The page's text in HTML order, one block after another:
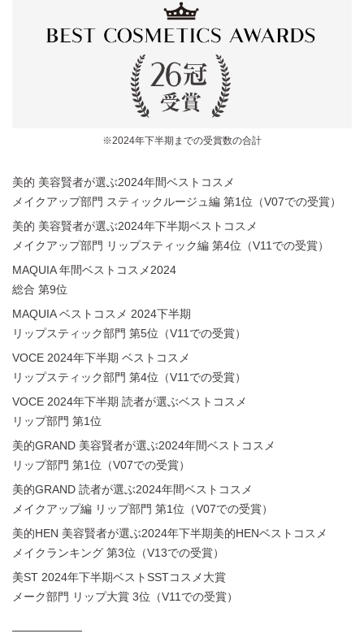
※2024年下半期までの受賞数の合計
美的 美容賢者が選ぶ2024年間ベストコスメ
メイクアップ部門 スティックルージュ編 第1位（V07での受賞）
美的 美容賢者が選ぶ2024年下半期ベストコスメ
メイクアップ部門 リップスティック編 第4位（V11での受賞）
MAQUIA 年間ベストコスメ2024
総合 第9位
MAQUIA ベストコスメ 2024下半期
リップスティック部門 第5位（V11での受賞）
VOCE 2024年下半期 ベストコスメ
リップスティック部門 第4位（V11での受賞）
VOCE 2024年下半期 読者が選ぶベストコスメ
リップ部門 第1位
美的GRAND 美容賢者が選ぶ2024年間ベストコスメ
リップ部門 第1位（V07での受賞）
美的GRAND 読者が選ぶ2024年間ベストコスメ
メイクアップ編 リップ部門 第1位（V07での受賞）
美的HEN 美容賢者が選ぶ2024年下半期美的HENベストコスメ
メイクランキング 第3位（V13での受賞）
美ST 2024年下半期ベストSSTコスメ大賞
メーク部門 リップ大賞 3位（V11での受賞）